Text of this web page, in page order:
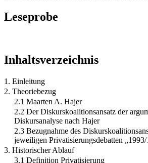
Leseprobe
Inhaltsverzeichnis
1. Einleitung
2. Theoriebezug
2.1 Maarten A. Hajer
2.2 Der Diskurskoalitionsansatz der
Diskursanalyse nach Hajer
2.3 Bezugnahme des
jeweiligen Privatisierungsdebatten
3. Historischer Ablauf
3.1 Definition Privatisierung